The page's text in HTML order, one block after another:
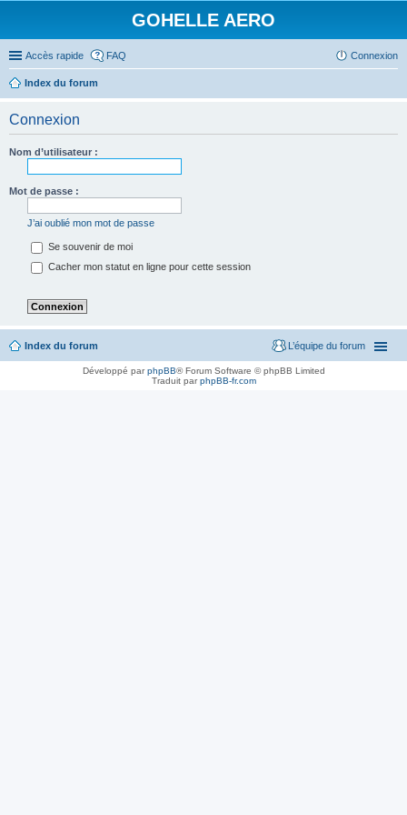
GOHELLE AERO
Accès rapide FAQ Connexion
Index du forum
Connexion
Nom d’utilisateur :
Mot de passe :
J’ai oublié mon mot de passe
Se souvenir de moi
Cacher mon statut en ligne pour cette session
Index du forum L’équipe du forum
Développé parphpBB® Forum Software © phpBB Limited
Traduit parphpBB-fr.com